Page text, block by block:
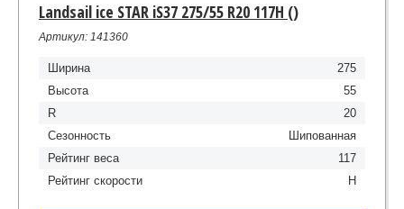
Landsail ice STAR iS37 275/55 R20 117H ()
Артикул: 141360
Ширина
275
Высота
55
R
20
Сезонность
Шипованная
Рейтинг веса
117
Рейтинг скорости
H